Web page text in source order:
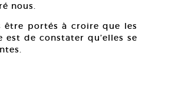
nous.
être portés à croire que les
de constater qu’elles se